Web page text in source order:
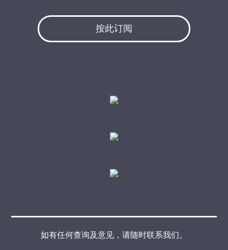
按此订阅
如有任何查询及意见，请随时联系我们。